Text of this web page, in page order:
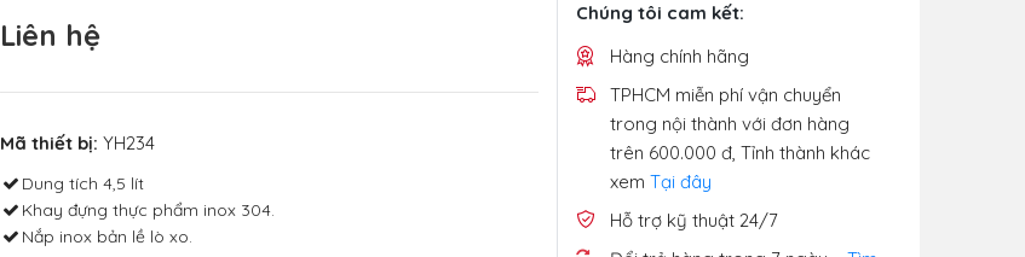
Liên hệ
Mã thiết bị: YH234
Dung tích 4,5 lít
Khay đựng thực phẩm inox 304.
Nắp inox bản lề lò xo.
Chúng tôi cam kết:
Hàng chính hãng
TPHCM miễn phí vận chuyển
trong nội thành với đơn hàng
trên 600.000 đ, Tỉnh thành khác
xem Tại đây
Hỗ trợ kỹ thuật 24/7